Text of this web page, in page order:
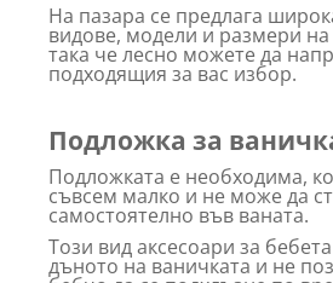
На пазара се предлага
видове, модели и размери на
така че лесно можете да
подходящия за вас избор.
Подложка за
Подложката е необходима,
съвсем малко и не може да
самостоятелно във ваната.
Този вид аксесоари за
дъното на ваничката и не